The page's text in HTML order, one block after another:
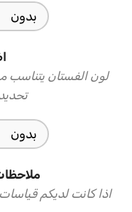
لون الفستان يتناسب
اذا كانت لديكم